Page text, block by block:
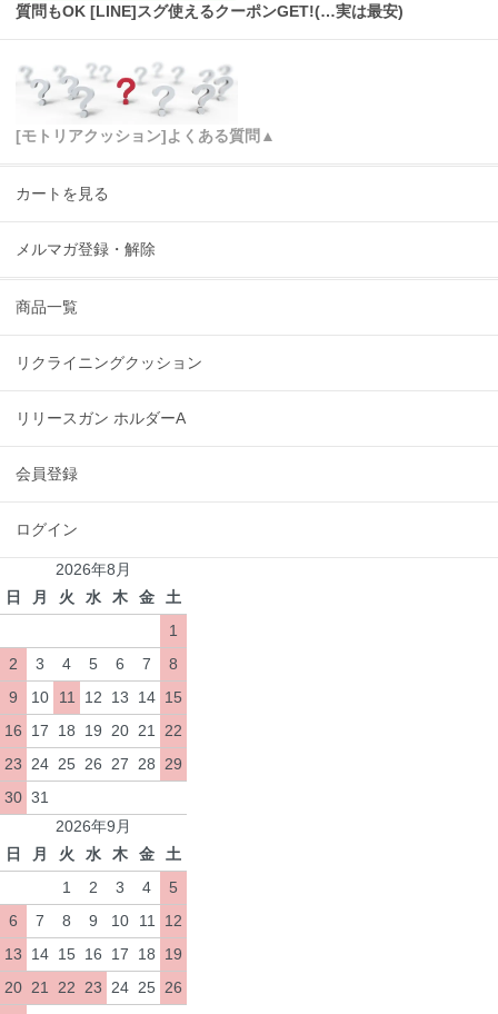
質問もOK [LINE]スグ使えるクーポンGET!(…実は最安)
[モトリアクッション]よくある質問▲
カートを見る
メルマガ登録・解除
商品一覧
リクライニングクッション
リリースガン ホルダーA
会員登録
ログイン
2026年8月
日
月 火 水 木 金
土
1
2
3 4 5 6 7
8
9
10 11 12 13 14 15
16
17 18 19 20 21 22
23 24 25 26 27 28 29
30 31
2026年9月
日
月 火 水 木 金
土
1
2 3 4
5
6
7 8 9 10 11
12
13
14 15 16 17 18
19
20 21 22 23 24 25 26